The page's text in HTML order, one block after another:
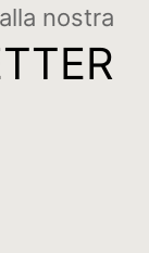
alla nostra